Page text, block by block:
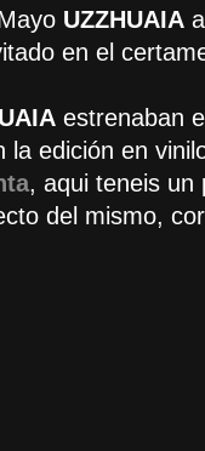
UZZHUAIA
en el
estrenaban
la edición en
, aqui teneis un
del mismo,